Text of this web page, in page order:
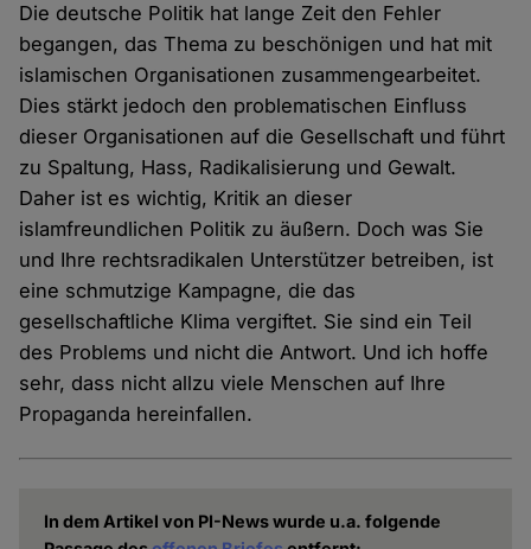
Die deutsche Politik hat lange Zeit den Fehler
begangen, das Thema zu beschönigen und hat mit
islamischen Organisationen zusammengearbeitet.
Dies stärkt jedoch den problematischen Einfluss
dieser Organisationen auf die Gesellschaft und führt
zu Spaltung, Hass, Radikalisierung und Gewalt.
Daher ist es wichtig, Kritik an dieser
islamfreundlichen Politik zu äußern. Doch was Sie
und Ihre rechtsradikalen Unterstützer betreiben, ist
eine schmutzige Kampagne, die das
gesellschaftliche Klima vergiftet. Sie sind ein Teil
des Problems und nicht die Antwort. Und ich hoffe
sehr, dass nicht allzu viele Menschen auf Ihre
Propaganda hereinfallen.
In dem Artikel von PI-News wurde u.a. folgende